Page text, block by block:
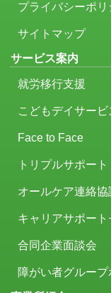
プライバシーポリ
サイトマップ
サービス案内
就労移行支援
こどもデイサー
Face to Face
トリプルサポート
オールケア連絡協
キャリアサポート
合同企業面談会
障がい者グルー